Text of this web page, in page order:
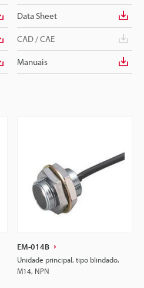
Data Sheet
CAD / CAE
Manuais
EM-014B
Unidade principal, tipo blindado,
M14, NPN